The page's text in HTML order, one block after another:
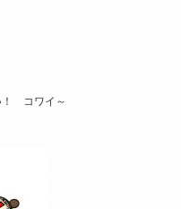
！ コワイ～